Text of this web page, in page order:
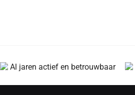
Al jaren actief en betrouwbaar